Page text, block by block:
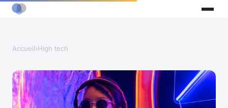
Accueil›High tech